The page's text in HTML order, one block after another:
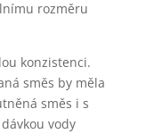
rozměru
konzistenci.
směs by měla
směs i s
vody